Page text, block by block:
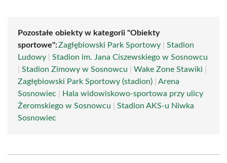
Pozostałe obiekty w kategorii "Obiekty
sportowe":Zagłębiowski Park Sportowy
Stadion
Ludowy
Stadion im. Jana Ciszewskiego w Sosnowcu
Stadion Zimowy w Sosnowcu Wake Zone Stawiki
Zagłębiowski Park Sportowy (stadion)
Arena
Sosnowiec
Hala widowiskowo-sportowa przy ulicy
Żeromskiego w Sosnowcu
Stadion AKS-u Niwka
Sosnowiec